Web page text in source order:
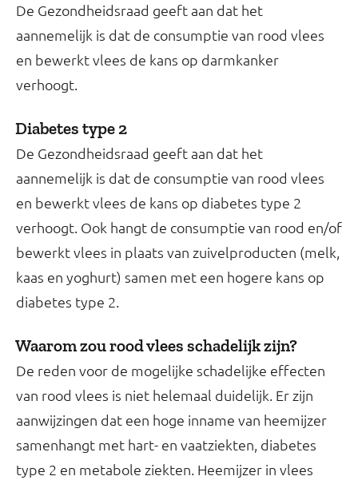
De Gezondheidsraad geeft aan dat het
aannemelijk is dat de consumptie van rood vlees
en bewerkt vlees de kans op darmkanker
verhoogt.
Diabetes type 2
De Gezondheidsraad geeft aan dat het
aannemelijk is dat de consumptie van rood vlees
en bewerkt vlees de kans op diabetes type 2
verhoogt. Ook hangt de consumptie van rood en/of
bewerkt vlees in plaats van zuivelproducten (melk,
kaas en yoghurt) samen met een hogere kans op
diabetes type 2.
Waarom zou rood vlees schadelijk zijn?
De reden voor de mogelijke schadelijke effecten
van rood vlees is niet helemaal duidelijk. Er zijn
aanwijzingen dat een hoge inname van heemijzer
samenhangt met hart- en vaatziekten, diabetes
type 2 en metabole ziekten. Heemijzer in vlees